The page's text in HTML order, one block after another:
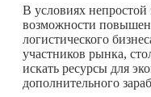
В условиях непростой
возможности
логистического
участников рынка,
искать ресурсы для
дополнительного